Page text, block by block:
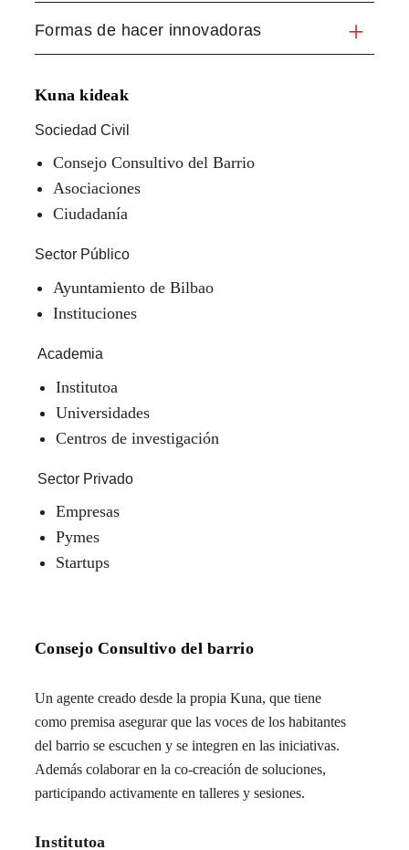
Formas de hacer innovadoras
Kuna kideak
Sociedad Civil
Consejo Consultivo del Barrio
Asociaciones
Ciudadanía
Sector Público
Ayuntamiento de Bilbao
Instituciones
Academia
Institutoa
Universidades
Centros de investigación
Sector Privado
Empresas
Pymes
Startups
Consejo Consultivo del barrio
Un agente creado desde la propia Kuna, que tiene
como premisa asegurar que las voces de los habitantes
del barrio se escuchen y se integren en las iniciativas.
Además colaborar en la co-creación de soluciones,
participando activamente en talleres y sesiones.
Institutoa